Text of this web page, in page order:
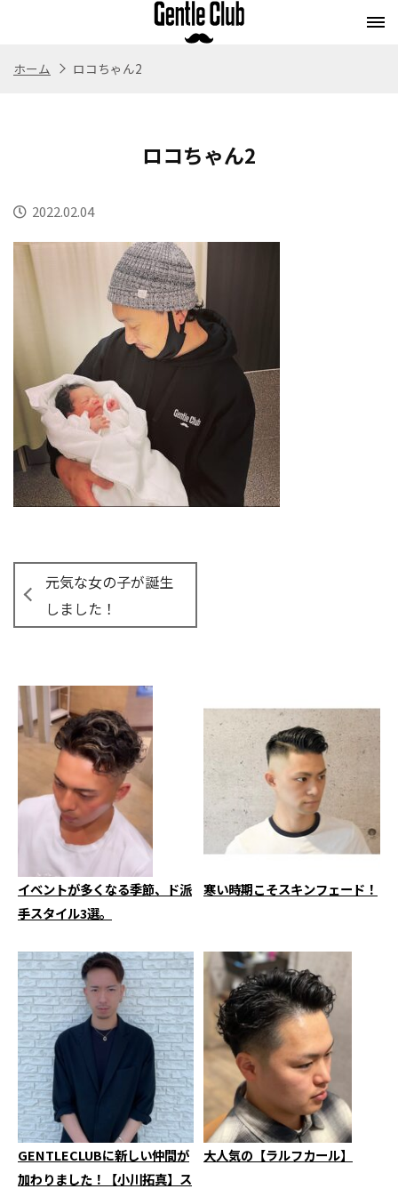
Store
Webストア
Recruit
求人情報
ホーム ロコちゃん2
ロコちゃん2
2022.02.04
元気な女の子が誕生
しました！
イベントが多くなる季節、ド派
手スタイル3選。
寒い時期こそスキンフェード！
GENTLECLUBに新しい仲間が
加わりました！【小川拓真】ス
大人気の【ラルフカール】